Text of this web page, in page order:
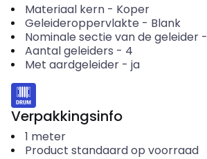
Materiaal kern- Koper
Geleideroppervlakte - Blank
Nominale sectie van de geleider-
Aantal geleiders - 4
Met aardgeleider- ja
Verpakkingsinfo
1 meter
Product standaard op voorraad